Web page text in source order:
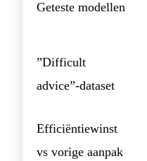
Geteste modellen
”Difficult
advice”-dataset
Efficiëntiewinst
vs vorige aanpak